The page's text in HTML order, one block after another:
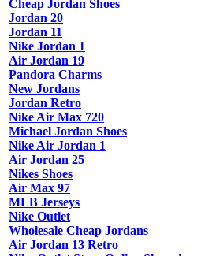
Cheap Jordan Shoes
Jordan 20
Jordan 11
Nike Jordan 1
Air Jordan 19
Pandora Charms
New Jordans
Jordan Retro
Nike Air Max 720
Michael Jordan Shoes
Nike Air Jordan 1
Air Jordan 25
Nikes Shoes
Air Max 97
MLB Jerseys
Nike Outlet
Wholesale Cheap Jordans
Air Jordan 13 Retro